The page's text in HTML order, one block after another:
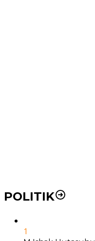
POLITIK
1